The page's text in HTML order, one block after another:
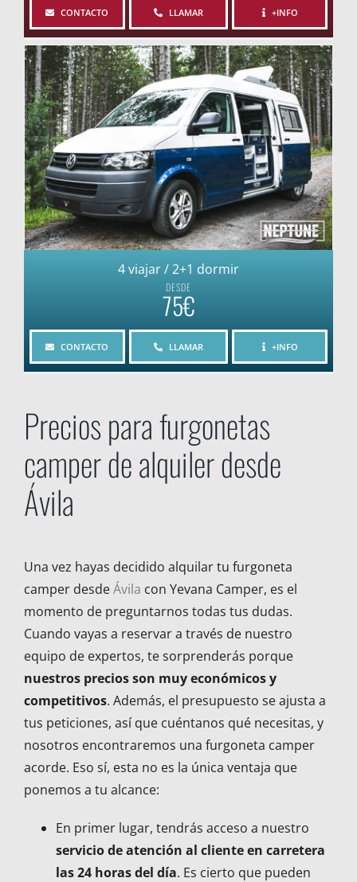
CONTACTO LLAMAR +INFO
4 viajar / 2+1 dormir
DESDE
75€
CONTACTO LLAMAR +INFO
Precios para furgonetas
camper de alquiler desde
Ávila
Una vez hayas decidido alquilar tu furgoneta
camper desdeÁvila con Yevana Camper, es el
momento de preguntarnos todas tus dudas.
Cuando vayas a reservar a través de nuestro
equipo de expertos, te sorprenderás porque
nuestros precios son muy económicos y
competitivos. Además, el presupuesto se ajusta a
tus peticiones, así que cuéntanos qué necesitas, y
nosotros encontraremos una furgoneta camper
acorde. Eso sí, esta no es la única ventaja que
ponemos a tu alcance:
En primer lugar, tendrás acceso a nuestro
servicio de atención al cliente en carretera
las 24 horas del día. Es cierto que pueden